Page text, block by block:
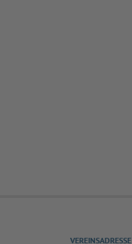
VEREINSADRESSE